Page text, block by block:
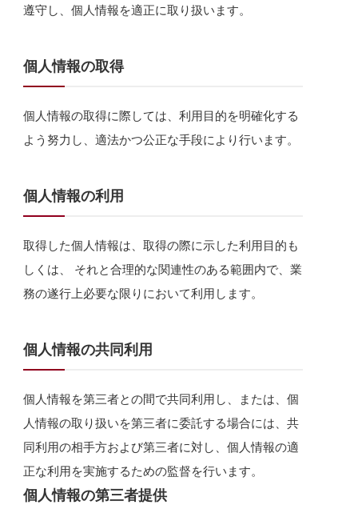
遵守し、個人情報を適正に取り扱います。
個人情報の取得
個人情報の取得に際しては、利用目的を明確化する
よう努力し、適法かつ公正な手段により行います。
個人情報の利用
取得した個人情報は、取得の際に示した利用目的も
しくは、 それと合理的な関連性のある範囲内で、業
務の遂行上必要な限りにおいて利用します。
個人情報の共同利用
個人情報を第三者との間で共同利用し、または、個
人情報の取り扱いを第三者に委託する場合には、共
同利用の相手方および第三者に対し、個人情報の適
正な利用を実施するための監督を行います。
個人情報の第三者提供